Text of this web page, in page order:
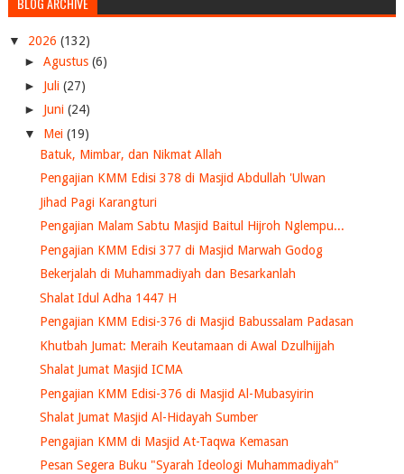
▼ 2026 (132)
► Agustus (6)
► Juli (27)
► Juni (24)
▼ Mei (19)
Batuk, Mimbar, dan Nikmat Allah
Pengajian KMM Edisi 378 di Masjid Abdullah 'Ulwan
Jihad Pagi Karangturi
Pengajian Malam Sabtu Masjid Baitul Hijroh Nglempu...
Pengajian KMM Edisi 377 di Masjid Marwah Godog
Bekerjalah di Muhammadiyah dan Besarkanlah
Shalat Idul Adha 1447 H
Pengajian KMM Edisi-376 di Masjid Babussalam Padasan
Khutbah Jumat: Meraih Keutamaan di Awal Dzulhijjah
Shalat Jumat Masjid ICMA
Pengajian KMM Edisi-376 di Masjid Al-Mubasyirin
Shalat Jumat Masjid Al-Hidayah Sumber
Pengajian KMM di Masjid At-Taqwa Kemasan
Pesan Segera Buku "Syarah Ideologi Muhammadiyah"